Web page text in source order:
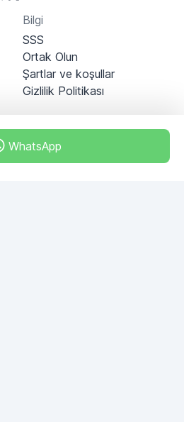
WhatsApp
Bilgi
SSS
Ortak Olun
Şartlar ve koşullar
Gizlilik Politikası